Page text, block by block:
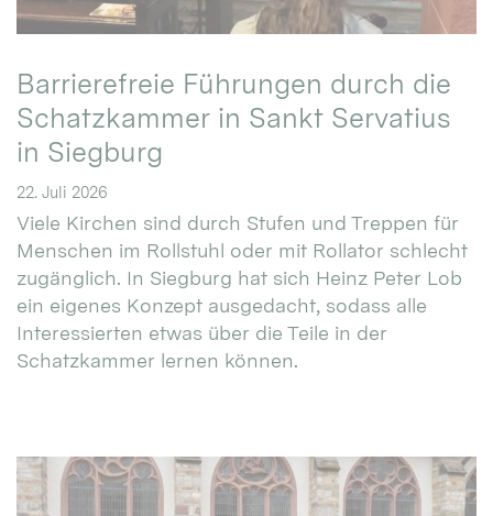
Barrierefreie Führungen durch die
Schatzkammer in Sankt Servatius
in Siegburg
22. Juli 2026
Viele Kirchen sind durch Stufen und Treppen für
Menschen im Rollstuhl oder mit Rollator schlecht
zugänglich. In Siegburg hat sich Heinz Peter Lob
ein eigenes Konzept ausgedacht, sodass alle
Interessierten etwas über die Teile in der
Schatzkammer lernen können.